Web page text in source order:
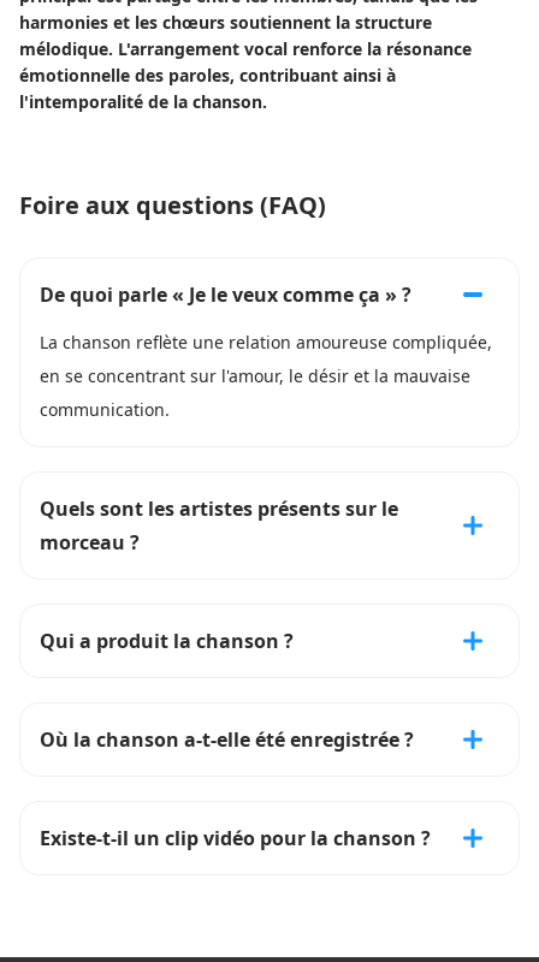
harmonies et les chœurs soutiennent la structure
mélodique. L'arrangement vocal renforce la résonance
émotionnelle des paroles, contribuant ainsi à
l'intemporalité de la chanson.
Foire aux questions (FAQ)
De quoi parle « Je le veux comme ça » ?
La chanson reflète une relation amoureuse compliquée,
en se concentrant sur l'amour, le désir et la mauvaise
communication.
Quels sont les artistes présents sur le
morceau ?
Qui a produit la chanson ?
Où la chanson a-t-elle été enregistrée ?
Existe-t-il un clip vidéo pour la chanson ?